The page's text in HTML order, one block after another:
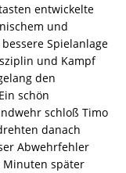
entwickelte
und
Spielanlage
und Kampf
den
schön
schloß Timo
danach
Abwehrfehler
Minuten später